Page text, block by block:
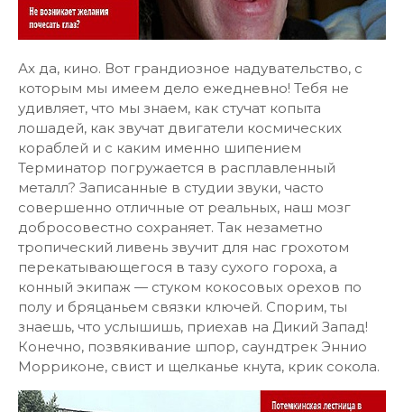
Ах да, кино. Вот грандиозное надувательство, с
которым мы имеем дело ежедневно! Тебя не
удивляет, что мы знаем, как стучат копыта
лошадей, как звучат двигатели космических
кораблей и с каким именно шипением
Терминатор погружается в расплавленный
металл? Записанные в студии звуки, часто
совершенно отличные от реальных, наш мозг
добросовестно сохраняет. Так незаметно
тропический ливень звучит для нас грохотом
перекатывающегося в тазу сухого гороха, а
конный экипаж — стуком кокосовых орехов по
полу и бряцаньем связки ключей. Спорим, ты
знаешь, что услышишь, приехав на Дикий Запад!
Конечно, позвякивание шпор, саундтрек Эннио
Морриконе, свист и щелканье кнута, крик сокола.